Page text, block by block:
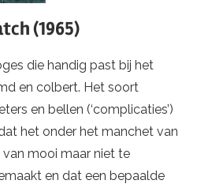
(1965)
die handig past bij het
en colbert. Het soort
en bellen (‘complicaties’)
het onder het manchet van
mooi maar niet te
en dat een bepaalde